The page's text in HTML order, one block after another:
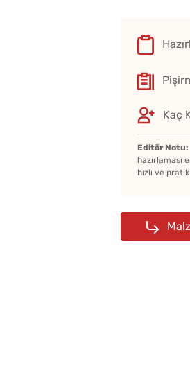
Kaç
Editör Notu:
hazırlaması
hızlı ve